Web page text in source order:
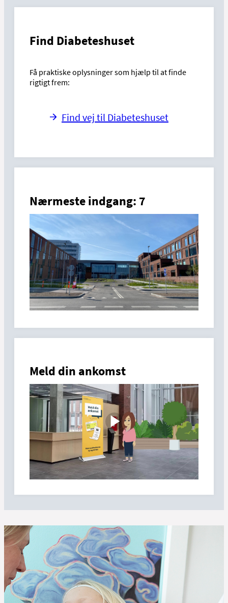
Find Diabeteshuset
Få praktiske oplysninger som hjælp til at finde
rigtigt frem:
Find vej til Diabeteshuset
Nærmeste indgang: 7
Meld din ankomst